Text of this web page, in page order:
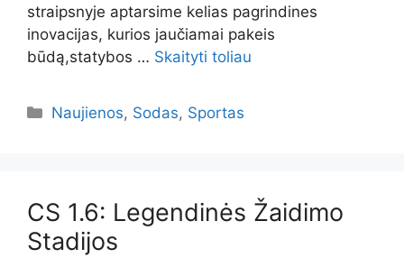
straipsnyje aptarsime kelias pagrindines
inovacijas, kurios jaučiamai pakeis
būdą,statybos … Skaityti toliau
Kategorijos
Naujienos, Sodas, Sportas
CS 1.6: Legendinės Žaidimo
Stadijos